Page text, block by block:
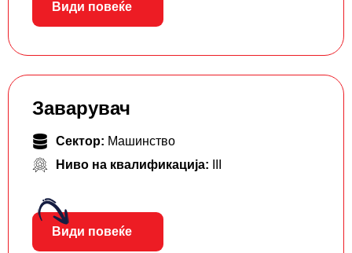
Види повеќе
Заварувач
Сектор: Машинство
Ниво на квалификација:
Види повеќе